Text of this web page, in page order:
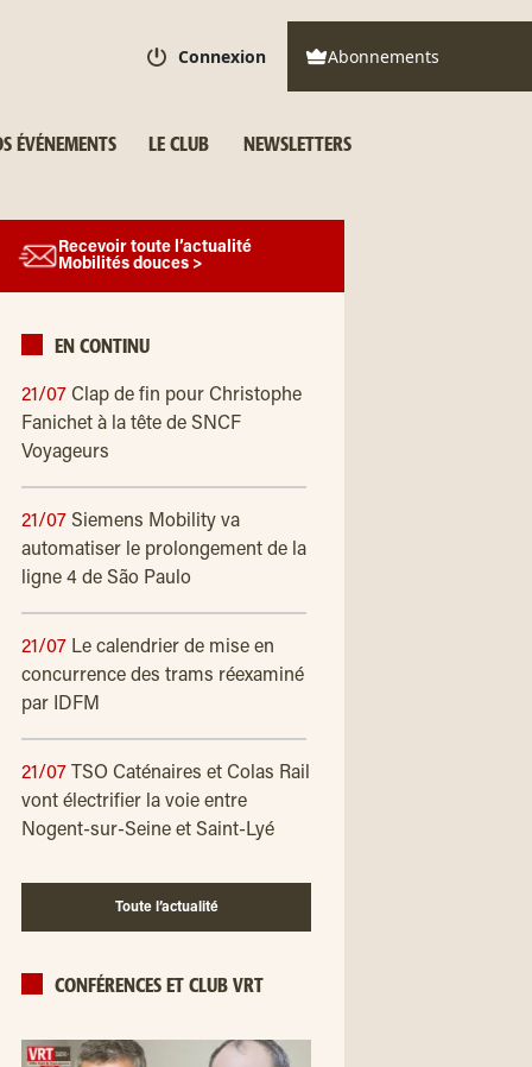
Connexion Abonnements
ÉVÉNEMENTS LE CLUB NEWSLETTERS
Recevoir toute l’actualité
Mobilités douces >
EN CONTINU
21/07 Clap de fin pour Christophe
Fanichet à la tête de SNCF
Voyageurs
21/07 Siemens Mobility va
automatiser le prolongement de la
ligne 4 de São Paulo
21/07 Le calendrier de mise en
concurrence des trams réexaminé
par IDFM
21/07
TSO Caténaires et Colas Rail
vont électrifier la voie entre
Nogent-sur-Seine et Saint-Lyé
Toute l’actualité
CONFÉRENCES ET CLUB VRT